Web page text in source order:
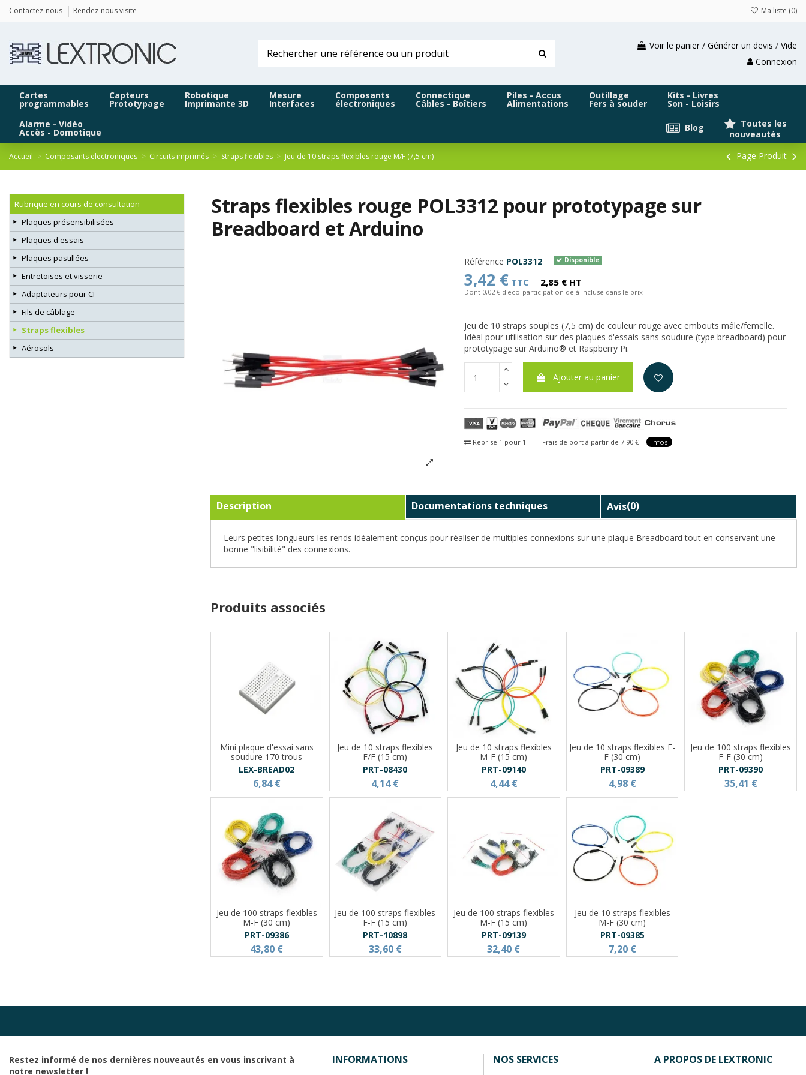
Contactez-nous Rendez-nous visite Ma liste (0)
Voir le panier / Générer un devis / Vide
Connexion
Cartes
programmables
Capteurs
Prototypage
Robotique
Imprimante 3D
Mesure
Interfaces
Composants
électroniques
Connectique
Câbles - Boîtiers
Piles - Accus
Alimentations
Outillage
Fers à souder
Kits - Livres
Son - Loisirs
Alarme - Vidéo
Accès - Domotique
Toutes les
nouveautés
Blog
Accueil Composants electroniques Circuits imprimés Straps flexibles Jeu de 10 straps flexibles rouge M/F (7,5 cm) Page Produit
Straps flexibles rouge POL3312 pour prototypage sur
Breadboard et Arduino
Référence POL3312 Disponible
3,42 € TTC 2,85 € HT
Dont 0,02 € d'eco-participation déjà incluse dans le prix
Jeu de 10 straps souples (7,5 cm) de couleur rouge avec embouts mâle/femelle.
Idéal pour utilisation sur des plaques d'essais sans soudure (type breadboard) pour
prototypage sur Arduino® et Raspberry Pi.
Ajouter au panier
Reprise 1 pour 1 Frais de port à partir de 7.90 € infos
Description Documentations techniques Avis(0)
Leurs petites longueurs les rends idéalement conçus pour réaliser de multiples connexions sur une plaque Breadboard tout en conservant une
bonne "lisibilité" des connexions.
Produits associés
Mini plaque d'essai sans
soudure 170 trous
LEX-BREAD02
6,84 €
Jeu de 10 straps flexibles
F/F (15 cm)
PRT-08430
4,14 €
Jeu de 10 straps flexibles
M-F (15 cm)
PRT-09140
4,44 €
Jeu de 10 straps flexibles F-
F (30 cm)
PRT-09389
4,98 €
Jeu de 100 straps flexibles
F-F (30 cm)
PRT-09390
35,41 €
Jeu de 100 straps flexibles
M-F (30 cm)
PRT-09386
43,80 €
Jeu de 100 straps flexibles
F-F (15 cm)
PRT-10898
33,60 €
Jeu de 100 straps flexibles
M-F (15 cm)
PRT-09139
32,40 €
Jeu de 10 straps flexibles
M-F (30 cm)
PRT-09385
7,20 €
Rubrique en cours de consultation
Plaques présensibilisées
Plaques d'essais
Plaques pastillées
Entretoises et visserie
Adaptateurs pour CI
Fils de câblage
Straps flexibles
Aérosols
Restez informé de nos dernières nouveautés en vous inscrivant à
notre newsletter !
INFORMATIONS NOS SERVICES A PROPOS DE LEXTRONIC
Panneau de gestion des cookies